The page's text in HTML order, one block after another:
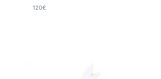
120€